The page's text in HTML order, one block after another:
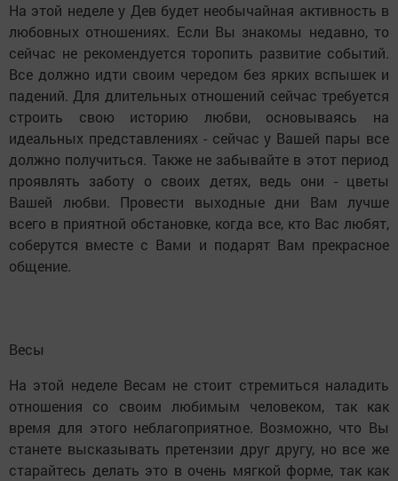
На этой неделе у Дев будет необычайная активность в
любовных отношениях. Если Вы знакомы недавно, то
сейчас не рекомендуется торопить развитие событий.
Все должно идти своим чередом без ярких вспышек и
падений. Для длительных отношений сейчас требуется
строить свою историю любви, основываясь на
идеальных представлениях - сейчас у Вашей пары все
должно получиться. Также не забывайте в этот период
проявлять заботу о своих детях, ведь они - цветы
Вашей любви. Провести выходные дни Вам лучше
всего в приятной обстановке, когда все, кто Вас любят,
соберутся вместе с Вами и подарят Вам прекрасное
общение.
Весы
На этой неделе Весам не стоит стремиться наладить
отношения со своим любимым человеком, так как
время для этого неблагоприятное. Возможно, что Вы
станете высказывать претензии друг другу, но все же
старайтесь делать это в очень мягкой форме, так как